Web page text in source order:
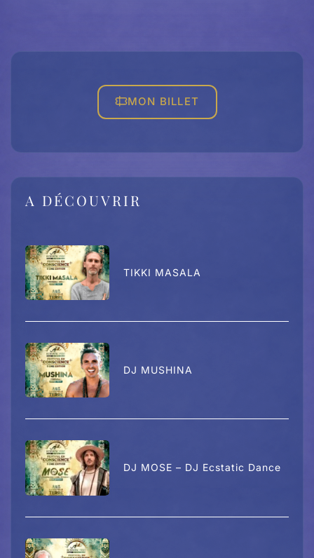
MON BILLET
A DÉCOUVRIR
TIKKI MASALA
DJ MUSHINA
DJ MOSE – DJ Ecstatic Dance